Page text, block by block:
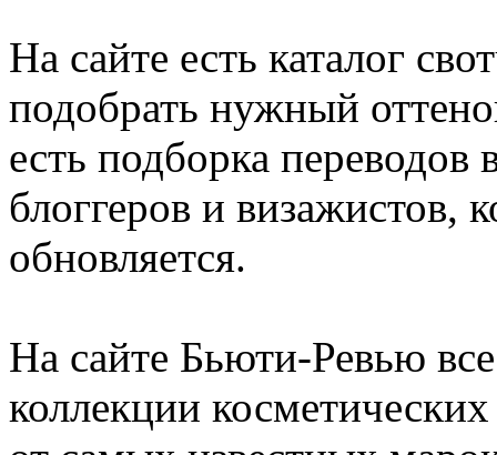
На сайте есть каталог
подобрать нужный
есть подборка
блоггеров и визажистов,
обновляется.
На сайте Бьюти-Ревью
коллекции